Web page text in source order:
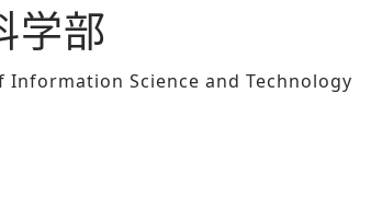
学部
Science and Technology